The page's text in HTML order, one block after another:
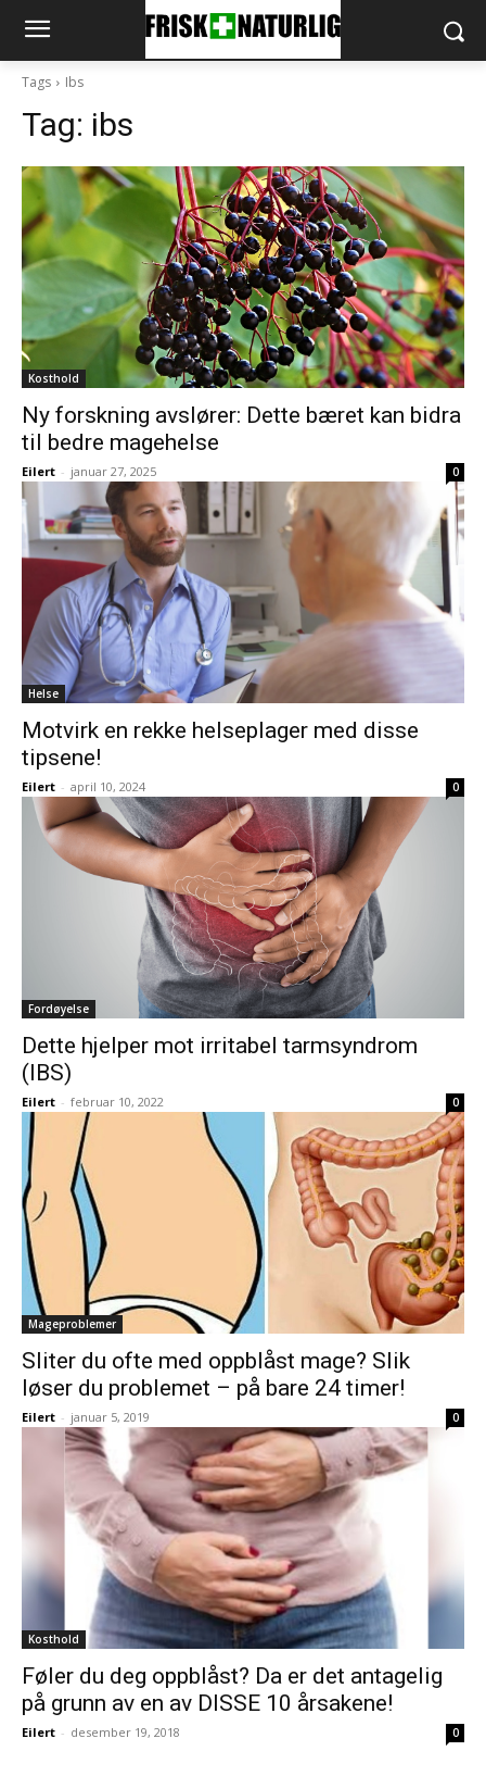
Tags Ibs
Tag: ibs
Kosthold
Ny forskning avslører: Dette bæret kan bidra
til bedre magehelse
Eilert - januar 27, 2025 0
Helse
Motvirk en rekke helseplager med disse
tipsene!
Eilert - april 10, 2024 0
Fordøyelse
Dette hjelper mot irritabel tarmsyndrom
(IBS)
Eilert - februar 10, 2022 0
Mageproblemer
Sliter du ofte med oppblåst mage? Slik
løser du problemet – på bare 24 timer!
Eilert - januar 5, 2019 0
Kosthold
Føler du deg oppblåst? Da er det antagelig
på grunn av en av DISSE 10 årsakene!
Eilert - desember 19, 2018 0